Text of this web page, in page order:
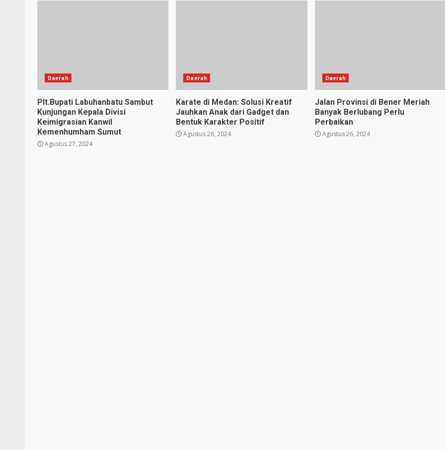
Daerah
Plt.Bupati Labuhanbatu Sambut
Kunjungan Kepala Divisi
Keimigrasian Kanwil
Kemenhumham Sumut
Agustus 27, 2024
Daerah
Karate di Medan: Solusi Kreatif
Jauhkan Anak dari Gadget dan
Bentuk Karakter Positif
Agustus 26, 2024
Daerah
Jalan Provinsi di Bener Meriah
Banyak Berlubang Perlu
Perbaikan
Agustus 26, 2024